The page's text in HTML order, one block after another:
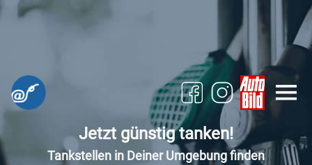
Jetzt günstig tanken!
Tankstellen in Deiner Umgebung finden